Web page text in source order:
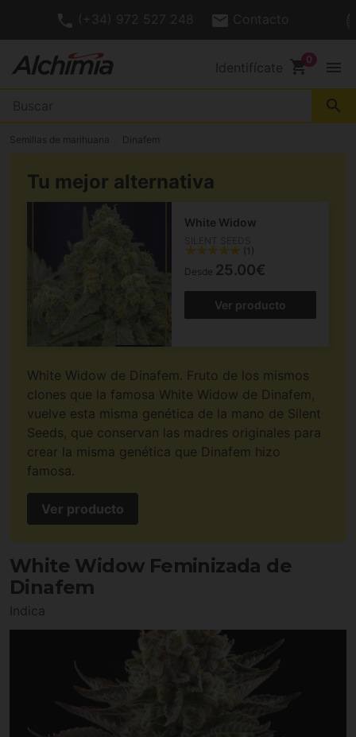
(+34) 972 527 248 Contacto
Identifícate shopping_cart menu
search
Semillas de marihuana Dinafem
Tu mejor alternativa
White Widow
(1)
Desde 25.00€
Ver producto
White Widow de Dinafem. Fruto de los mismos
clones que la famosa White Widow de Dinafem,
vuelve esta misma genética de la mano de Silent
Seeds, que conservan las madres originales para
crear la misma genética que Dinafem hizo
famosa.
Ver producto
White Widow Feminizada de
Dinafem
Indica